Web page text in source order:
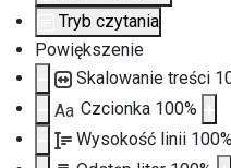
Tryb czytania
Powiększenie
Skalowanie treści
Aa Czcionka 100%
Wysokość linii 100%